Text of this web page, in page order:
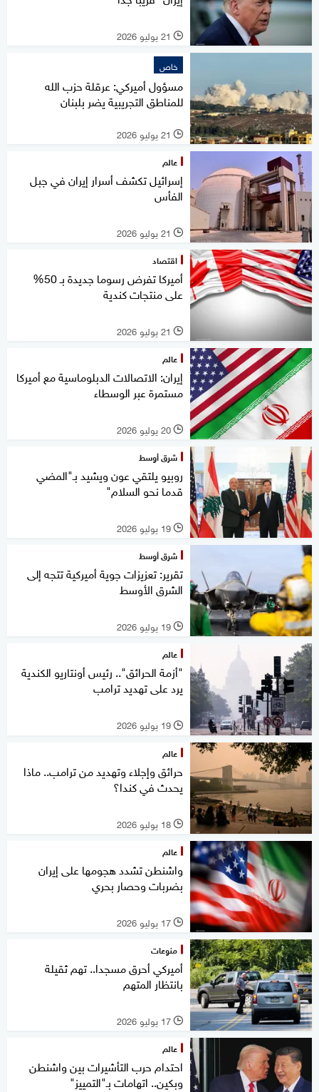
l 21 يوليو 2026
خاص
مسؤول أميركي: عرقلة حزب الله
للمناطق التجريبية يضر بلبنان
l 21 يوليو 2026
عالم
إسرائيل تكشف أسرار إيران في جبل
الفأس
l 21 يوليو 2026
اقتصاد
أميركا تفرض رسوما جديدة بـ 50%
على منتجات كندية
l 21 يوليو 2026
عالم
إيران: الاتصالات الدبلوماسية مع أميركا
مستمرة عبر الوسطاء
l 20 يوليو 2026
شرق أوسط
روبيو يلتقي عون ويشيد بـ"المضي
قدما نحو السلام"
l 19 يوليو 2026
شرق أوسط
تقرير: تعزيزات جوية أميركية تتجه إلى
الشرق الأوسط
l 19 يوليو 2026
عالم
"أزمة الحرائق".. رئيس أونتاريو الكندية
يرد على تهديد ترامب
l 19 يوليو 2026
عالم
حرائق وإجلاء وتهديد من ترامب.. ماذا
يحدث في كندا؟
l 18 يوليو 2026
عالم
واشنطن تشدد هجومها على إيران
بضربات وحصار بحري
l 17 يوليو 2026
منوعات
أميركي أحرق مسجدا.. تهم ثقيلة
بانتظار المتهم
l 17 يوليو 2026
عالم
احتدام حرب التأشيرات بين واشنطن
وبكين.. اتهامات بـ"التمييز"